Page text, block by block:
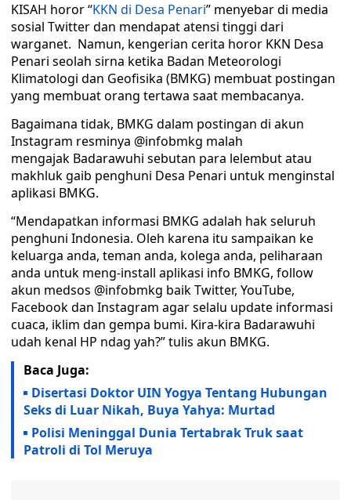
KISAH horor “KKN di Desa Penari” menyebar di media
sosial Twitter dan mendapat atensi tinggi dari
warganet. Namun, kengerian cerita horor KKN Desa
Penari seolah sirna ketika Badan Meteorologi
Klimatologi dan Geofisika (BMKG) membuat postingan
yang membuat orang tertawa saat membacanya.
Bagaimana tidak, BMKG dalam postingan di akun
Instagram resminya @infobmkg malah
mengajak Badarawuhi sebutan para lelembut atau
makhluk gaib penghuni Desa Penari untuk menginstal
aplikasi BMKG.
“Mendapatkan informasi BMKG adalah hak seluruh
penghuni Indonesia. Oleh karena itu sampaikan ke
keluarga anda, teman anda, kolega anda, peliharaan
anda untuk meng-install aplikasi info BMKG, follow
akun medsos @infobmkg baik Twitter, YouTube,
Facebook dan Instagram agar selalu update informasi
cuaca, iklim dan gempa bumi. Kira-kira Badarawuhi
udah kenal HP ndag yah?” tulis akun BMKG.
Baca Juga:
Disertasi Doktor UIN Yogya Tentang Hubungan
Seks di Luar Nikah, Buya Yahya: Murtad
Polisi Meninggal Dunia Tertabrak Truk saat
Patroli di Tol Meruya